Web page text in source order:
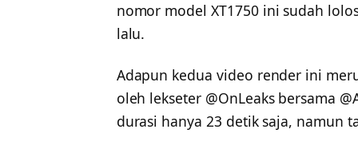
nomor model XT1750 ini sudah
lalu.
Adapun kedua video render ini
oleh lekseter @OnLeaks bersama
durasi hanya 23 detik saja, namun